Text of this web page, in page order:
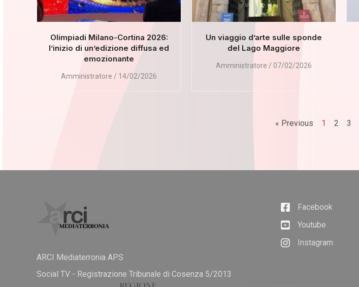
Olimpiadi Milano-Cortina 2026:
l’inizio di un’edizione diffusa ed
emozionante
Amministratore 14/02/2026
Un viaggio d’arte sulle sponde
del Lago Maggiore
Amministratore 07/02/2026
« Previous 1 2 3
ARCI Mediaterronia APS
Social TV - Registrazione Tribunale di Cosenza 5/2013
Facebook
Youtube
Instagram